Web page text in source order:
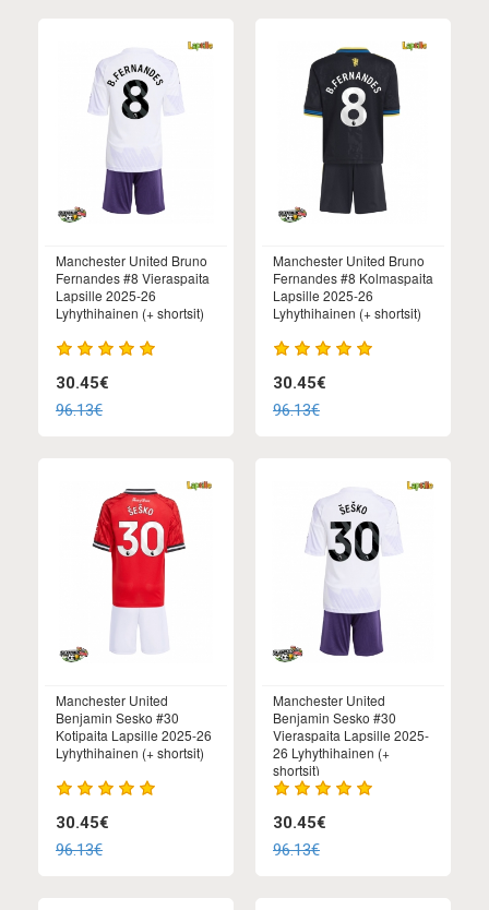
Manchester United Bruno
Fernandes #8 Vieraspaita
Lapsille 2025-26
Lyhythihainen (+ shortsit)
30.45€
96.13€
Manchester United Bruno
Fernandes #8 Kolmaspaita
Lapsille 2025-26
Lyhythihainen (+ shortsit)
30.45€
96.13€
Manchester United
Benjamin Sesko #30
Kotipaita Lapsille 2025-26
Lyhythihainen (+ shortsit)
30.45€
96.13€
Manchester United
Benjamin Sesko #30
Vieraspaita Lapsille 2025-
26 Lyhythihainen (+
shortsit)
30.45€
96.13€